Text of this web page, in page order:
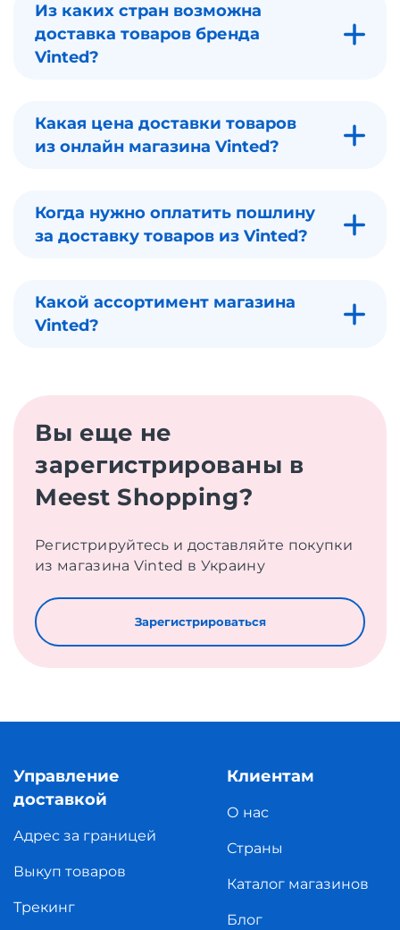
Из каких стран возможна
доставка товаров бренда
Vinted?
Какая цена доставки товаров
из онлайн магазина Vinted?
Когда нужно оплатить пошлину
за доставку товаров из Vinted?
Какой ассортимент магазина
Vinted?
Вы еще не
зарегистрированы в
Meest Shopping?
Регистрируйтесь и доставляйте покупки
из магазина Vinted в Украину
Зарегистрироваться
Управление
доставкой
Адрес за границей
Выкуп товаров
Трекинг
Клиентам
О нас
Страны
Каталог магазинов
Блог